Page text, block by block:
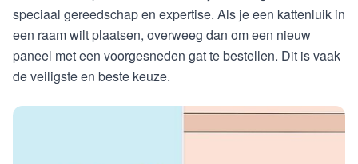
speciaal gereedschap en expertise. Als je een kattenluik in
een raam wilt plaatsen, overweeg dan om een nieuw
paneel met een voorgesneden gat te bestellen. Dit is vaak
de veiligste en beste keuze.